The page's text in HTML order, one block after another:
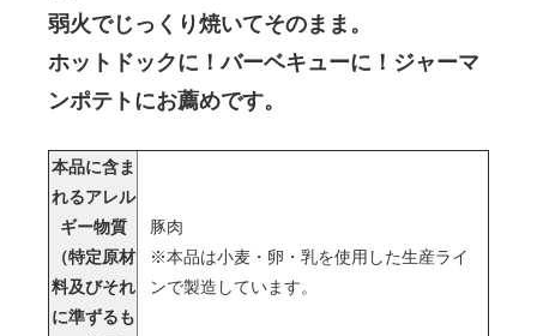
弱火でじっくり焼いてそのまま。
ホットドックに！バーベキューに！ジャーマ
ンポテトにお薦めです。
本品に含ま
れるアレル
ギー物質
（特定原材
料及びそれ
に準ずるも
豚肉
※本品は小麦・卵・乳を使用した生産ライ
ンで製造しています。